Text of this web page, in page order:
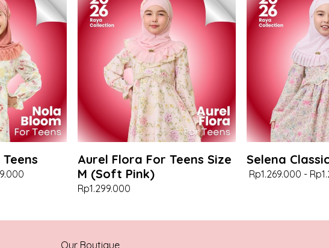
Aurel Flora For Teens Size
M (Soft Pink)
Rp1.299.000
Selena
Rp1.269.000 -
Our Boutique